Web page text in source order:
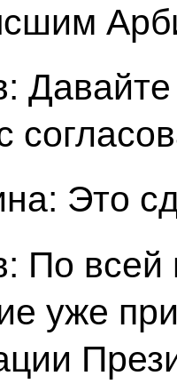
Давайте
Это
По всей
уже